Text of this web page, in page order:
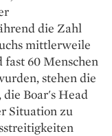
die Zahl
mittlerweile
fast 60 Menschen
stehen die
Boar's Head
Situation zu